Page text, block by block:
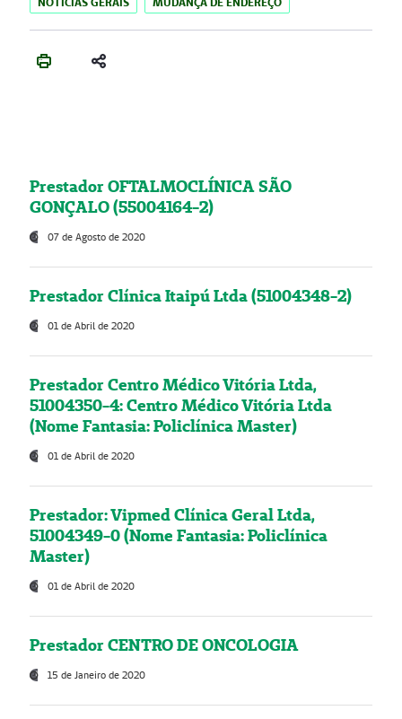
Prestador OFTALMOCLÍNICA SÃO
GONÇALO (55004164-2)
07 de Agosto de 2020
Prestador Clínica Itaipú Ltda (51004348-2)
01 de Abril de 2020
Prestador Centro Médico Vitória Ltda,
51004350-4: Centro Médico Vitória Ltda
(Nome Fantasia: Policlínica Master)
01 de Abril de 2020
Prestador: Vipmed Clínica Geral Ltda,
51004349-0 (Nome Fantasia: Policlínica
Master)
01 de Abril de 2020
Prestador CENTRO DE ONCOLOGIA
15 de Janeiro de 2020